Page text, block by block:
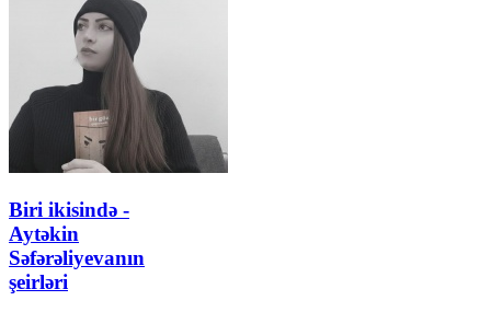
Biri ikisində -
Aytəkin
Səfərəliyevanın
şeirləri